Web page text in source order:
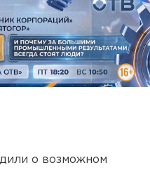
о возможном